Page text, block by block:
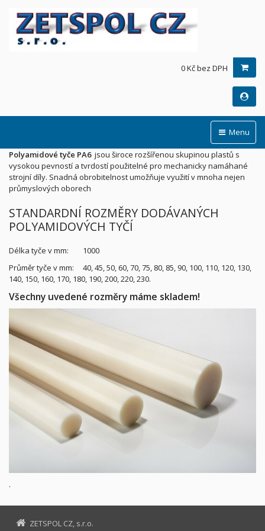
0 Kč bez DPH
Menu
Polyamidové tyče PA6 jsou široce rozšířenou skupinou plastů s
vysokou pevností a tvrdostí použitelné pro mechanicky namáhané
strojní díly. Snadná obrobitelnost umožňuje využití v mnoha nejen
průmyslových oborech
STANDARDNÍ ROZMĚRY DODÁVANÝCH
POLYAMIDOVÝCH TYČÍ
Délka tyče v mm: 1000
Průměr tyče v mm: 40, 45, 50, 60, 70, 75, 80, 85, 90, 100, 110, 120, 130,
140, 150, 160, 170, 180, 190, 200, 220, 230.
Všechny uvedené rozměry máme skladem!
.
ZETSPOL CZ, s.r.o.